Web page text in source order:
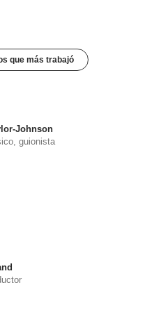
que más trabajó
Johnson
guionista